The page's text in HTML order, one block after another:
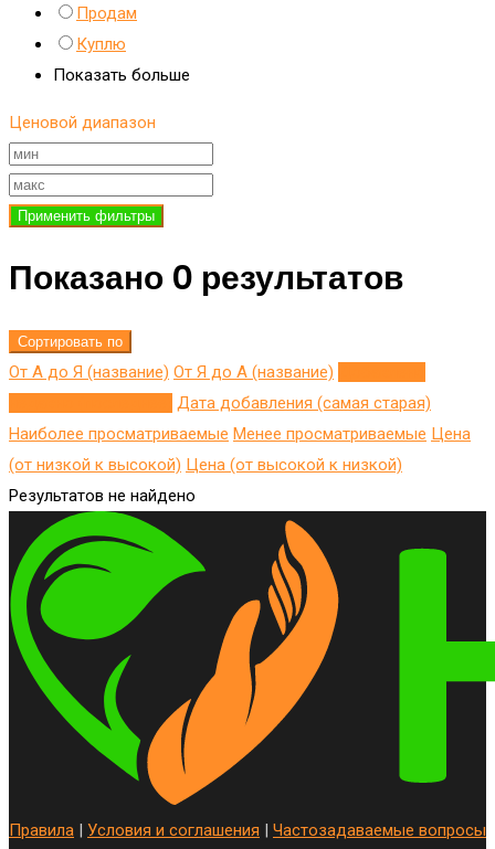
Продам
Куплю
Показать больше
Ценовой диапазон
Применить фильтры
Показано 0 результатов
Сортировать по
От А до Я (название) От Я до A (название)
Дата добавления (самая старая)
Наиболее просматриваемые Менее просматриваемые Цена
(от низкой к высокой) Цена (от высокой к низкой)
Результатов не найдено
Правила | Условия и соглашения | Частозадаваемые вопросы